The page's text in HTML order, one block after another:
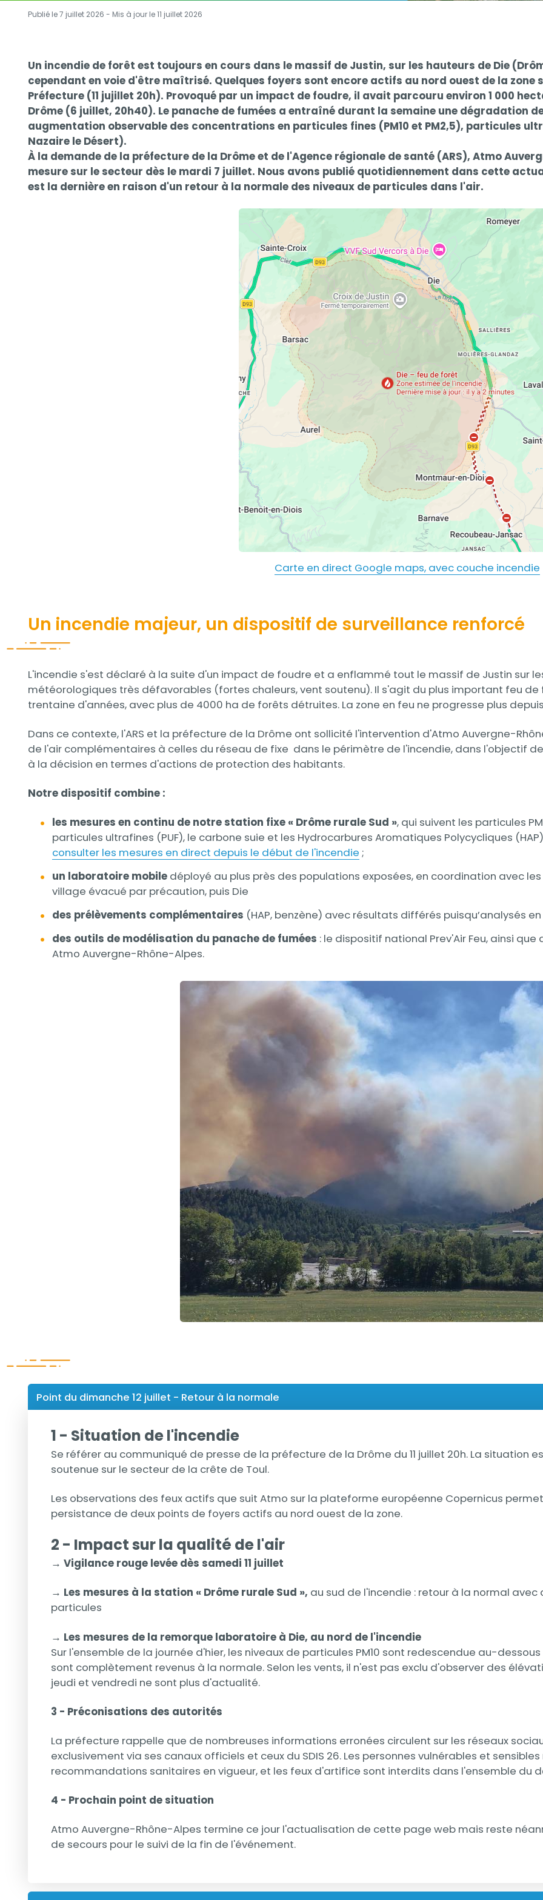
Publié le 7 juillet 2026 - Mis à jour le11 juillet 2026
Contenu
Un incendie de forêt est toujours en cours dans le massif de Justin, sur les hauteurs de Die
cependant en voie d'être maîtrisé. Quelques foyers sont encore actifs au nord ouest de la zone
Préfecture (11 jujillet 20h). Provoqué par un impact de foudre, il avait parcouru environ 1 000
Drôme (6 juillet, 20h40). Le panache de fumées a entraîné durant la semaine une dégradation
augmentation observable des concentrations en particules fines (PM10 et PM2,5), particules
Nazaire le Désert).
À la demande de la préfecture de la Drôme et de l'Agence régionale de santé (ARS), Atmo
mesure sur le secteur dès le mardi 7 juillet. Nous avons publié quotidiennement dans cette
est la dernière en raison d'un retour à la normale des niveaux de particules dans l'air.
Carte en direct Google maps, avec couche incendie
Un incendie majeur, un dispositif de surveillance renforcé
Contenu
L'incendie s'est déclaré à la suite d'un impact de foudre et a enflammé tout le massif de Justin sur
météorologiques très défavorables (fortes chaleurs, vent soutenu). Il s'agit du plus important feu de
trentaine d'années, avec plus de 4000 ha de forêts détruites. La zone en feu ne progresse plus
Dans ce contexte, l'ARS et la préfecture de la Drôme ont sollicité l'intervention d'Atmo Auvergne-
de l'air complémentaires à celles du réseau de fixe dans le périmètre de l'incendie, dans l'objectif
à la décision en termes d'actions de protection des habitants.
Notre dispositif combine :
les mesures en continu de notre station fixe « Drôme rurale Sud », qui suivent les particules
particules ultrafines (PUF), le carbone suie et les Hydrocarbures Aromatiques Polycycliques
consulter les mesures en direct depuis le début de l'incendie ;
un laboratoire mobile déployé au plus près des populations exposées, en coordination avec
village évacué par précaution, puis Die
des prélèvements complémentaires (HAP, benzène) avec résultats différés puisqu’analysés
des outils de modélisation du panache de fumées : le dispositif national Prev'Air Feu, ainsi
Atmo Auvergne-Rhône-Alpes.
Titre
Point du dimanche 12 juillet - Retour à la normale
1 - Situation de l'incendie
Se référer au communiqué de presse de la préfecture de la Drôme du 11 juillet 20h. La situation
soutenue sur le secteur de la crête de Toul.
Les observations des feux actifs que suit Atmo sur la plateforme européenne Copernicus
persistance de deux points de foyers actifs au nord ouest de la zone.
2 - Impact sur la qualité de l'air
→ Vigilance rouge levée dès samedi 11 juillet
→ Les mesures à la station « Drôme rurale Sud », au sud de l'incendie : retour à la normal
particules
→ Les mesures de la remorque laboratoire à Die, au nord de l'incendie
Sur l'ensemble de la journée d'hier, les niveaux de particules PM10 sont redescendue au-
sont complètement revenus à la normale. Selon les vents, il n'est pas exclu d'observer des
jeudi et vendredi ne sont plus d'actualité.
3 - Préconisations des autorités
La préfecture rappelle que de nombreuses informations erronées circulent sur les réseaux
exclusivement via ses canaux officiels et ceux du SDIS 26. Les personnes vulnérables et
recommandations sanitaires en vigueur, et les feux d'artifice sont interdits dans l'ensemble du
4 - Prochain point de situation
Atmo Auvergne-Rhône-Alpes termine ce jour l'actualisation de cette page web mais reste
de secours pour le suivi de la fin de l'événement.